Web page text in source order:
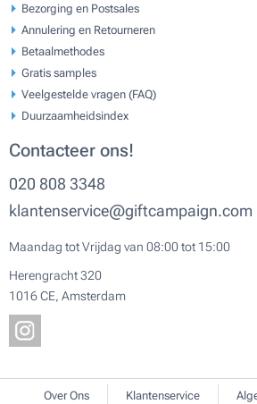
Bezorging en Postsales
Annulering en Retourneren
Betaalmethodes
Gratis samples
Veelgestelde vragen (FAQ)
Duurzaamheidsindex
Contacteer ons!
020 808 3348
klantenservice@giftcampaign.com
Maandag tot Vrijdag van 08:00 tot 15:00
Herengracht 320
1016 CE, Amsterdam
Over Ons Klantenservice